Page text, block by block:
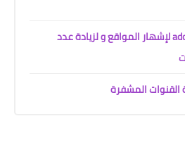
شرح موقع add me fast لإشهار المواقع و لزيادة عدد
القنوات المشفرة